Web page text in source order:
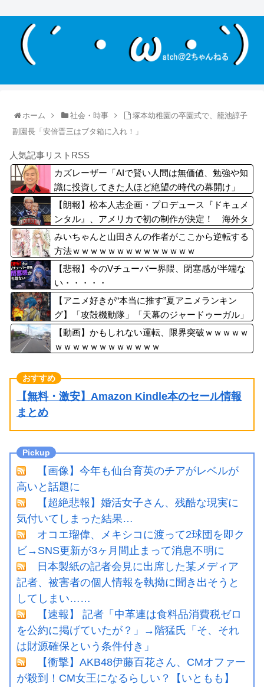
ホーム 社会・時事
塚本幼稚園の卒園式で、籠池諄子
副園長「安倍晋三はブタ箱に入れ！」
人気記事リストRSS
カズレーザー「AIで賢い人間は無価値、勉強や知
識に投資してきた人ほど絶望の時代の幕開け」
【朗報】松本人志企画・プロデュース『ドキュメ
ンタル』、アメリカで初の制作が決定！ 海外タ
イトル『LOL』として世界25ヶ国・地域で展開
みいちゃんと山田さんの作者がここから逆転する
方法ｗｗｗｗｗｗｗｗｗｗｗｗｗｗ
【悲報】今のVチューバー界隈、閉塞感が半端な
い・・・・・
【アニメ好きが“本当に推す”夏アニメランキン
グ】「攻殻機動隊」「天幕のジャードゥーガル」
「無職転生」が上位争い
【動画】かもしれない運転、限界突破ｗｗｗｗｗ
ｗｗｗｗｗｗｗｗｗｗｗｗ
【無料・激安】Amazon Kindle本のセール情報
まとめ
【画像】今年も仙台育英のチアがレベルが
高いと話題に
【超絶悲報】婚活女子さん、残酷な現実に
気付いてしまった結果…
オコエ瑠偉、メキシコに渡って2球団を即ク
ビ→SNS更新が3ヶ月間止まって消息不明に
日本製紙の記者会見に出席した某メディア
記者、被害者の個人情報を執拗に聞き出そうと
してしまい……
【速報】 記者「中革連は食料品消費税ゼロ
を公約に掲げていたが？」→階猛氏「そ、それ
は財源確保という条件付き」
【衝撃】AKB48伊藤百花さん、CMオファー
が殺到！CM女王になるらしい？【いともも】